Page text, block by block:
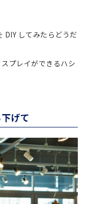
DIY してみたらどうだ
プレイができるハシ
げて